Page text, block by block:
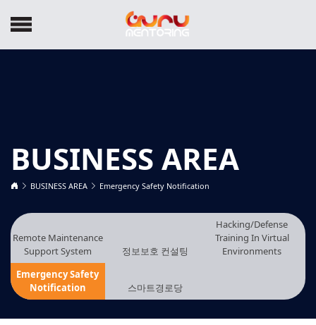
BUSINESS AREA
BUSINESS AREA Emergency Safety Notification
Remote Maintenance
Support System
정보보호 컨설팅
Hacking/Defense
Training In Virtual
Environments
Emergency Safety
Notification
스마트경로당